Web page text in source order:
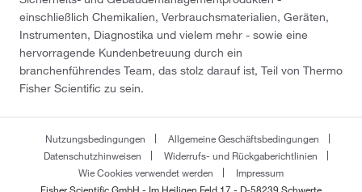
einschließlich Chemikalien, Verbrauchsmaterialien, Geräten,
Instrumenten, Diagnostika und vielem mehr - sowie eine
hervorragende Kundenbetreuung durch ein
branchenführendes Team, das stolz darauf ist, Teil von Thermo
Fisher Scientific zu sein.
Nutzungsbedingungen
Allgemeine Geschäftsbedingungen
Datenschutzhinweisen
Widerrufs- und Rückgaberichtlinien
Wie Cookies verwendet werden
Impressum